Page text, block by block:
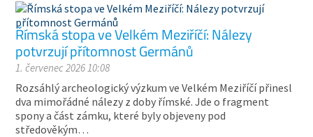
Římská stopa ve Velkém Meziříčí: Nálezy
potvrzují přítomnost Germánů
1. červenec 2026 10:08
Rozsáhlý archeologický výzkum ve Velkém Meziříčí přinesl
dva mimořádné nálezy z doby římské. Jde o fragment
spony a část zámku, které byly objeveny pod
středověkým…